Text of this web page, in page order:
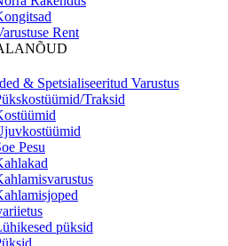
Rent
& Spetsialiseeritud Varustus
Traksid
Pesu
püksid